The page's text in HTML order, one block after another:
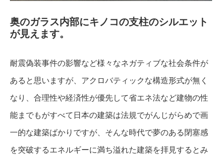
奥のガラス内部にキノコの支柱のシルエット
が見えます。
耐震偽装事件の影響など様々なネガティブな社会条件が
あると思いますが、アクロバティックな構造形式が無く
なり、合理性や経済性が優先して省エネ法など建物の性
能までもがすべて日本の建築は法規でがんじがらめで画
一的な建築ばかりですが、そんな時代で夢のある閉塞感
を突破するエネルギーに満ち溢れた建築を拝見するとみ